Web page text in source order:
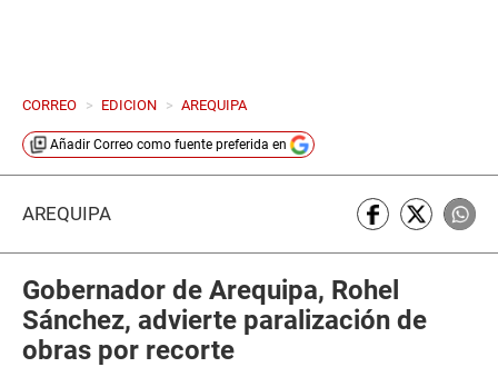
CORREO > EDICION > AREQUIPA
Añadir Correo como fuente preferida en
AREQUIPA
Gobernador de Arequipa, Rohel
Sánchez, advierte paralización de
obras por recorte